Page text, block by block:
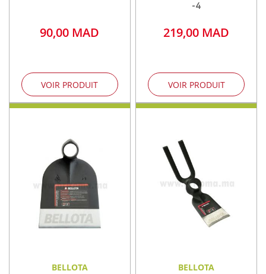
90,00 MAD
VOIR PRODUIT
-4
219,00 MAD
VOIR PRODUIT
BELLOTA BELLOTA